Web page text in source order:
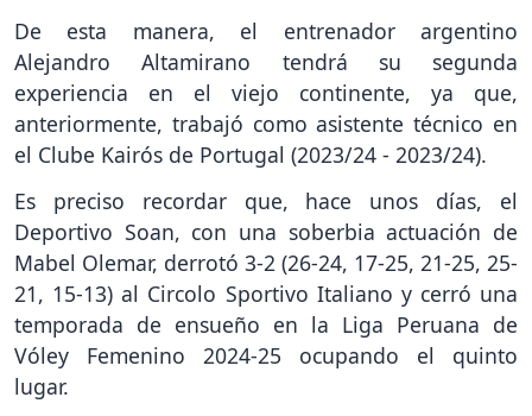
De esta manera, el entrenador argentino
Alejandro Altamirano tendrá su segunda
experiencia en el viejo continente, ya que,
anteriormente, trabajó como asistente técnico en
el Clube Kairós de Portugal (2023/24 - 2023/24).
Es preciso recordar que, hace unos días, el
Deportivo Soan, con una soberbia actuación de
Mabel Olemar, derrotó 3-2 (26-24, 17-25, 21-25, 25-
21, 15-13) al Circolo Sportivo Italiano y cerró una
temporada de ensueño en la Liga Peruana de
Vóley Femenino 2024-25 ocupando el quinto
lugar.